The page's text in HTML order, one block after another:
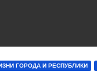
ГОРОДА И РЕСПУБЛИКИ